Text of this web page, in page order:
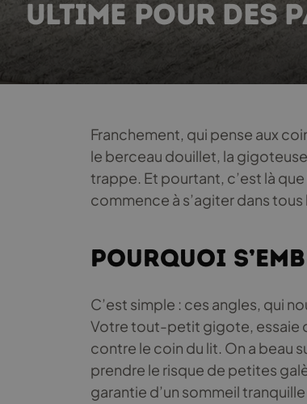
ULTIME POUR DES
Franchement, qui pense aux
le berceau douillet, la
trappe. Et pourtant, c’est là
commence à s’agiter dans tous
Pourquoi
C’est simple : ces angles, qui
Votre tout-petit gigote, essaie
contre le coin du lit. On a beau
prendre le risque de petites
garantie d’un sommeil